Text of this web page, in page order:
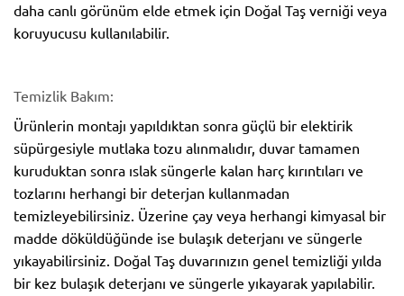
daha canlı görünüm elde etmek için Doğal Taş verniği veya
koruyucusu kullanılabilir.
Temizlik Bakım:
Ürünlerin montajı yapıldıktan sonra güçlü bir elektirik
süpürgesiyle mutlaka tozu alınmalıdır, duvar tamamen
kuruduktan sonra ıslak süngerle kalan harç kırıntıları ve
tozlarını herhangi bir deterjan kullanmadan
temizleyebilirsiniz. Üzerine çay veya herhangi kimyasal bir
madde döküldüğünde ise bulaşık deterjanı ve süngerle
yıkayabilirsiniz. Doğal Taş duvarınızın genel temizliği yılda
bir kez bulaşık deterjanı ve süngerle yıkayarak yapılabilir.